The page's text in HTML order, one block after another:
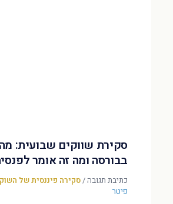
סקירת שווקים שבועית:
בבורסה ומה זה אומר
כתיבת תגובה/סקירה פיננסית של השוק
פיטר